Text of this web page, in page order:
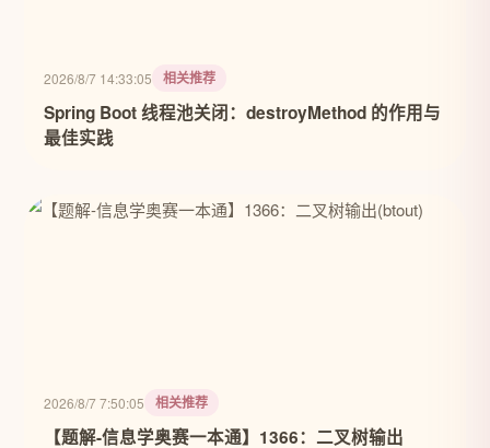
2026/8/7 14:33:05 相关推荐
Spring Boot 线程池关闭：destroyMethod 的作用与
最佳实践
2026/8/7 7:50:05 相关推荐
【题解-信息学奥赛一本通】1366：二叉树输出